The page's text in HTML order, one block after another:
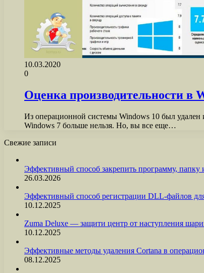
10.03.2020
0
Оценка производительности в
Из операционной системы Windows 10 был удален
Windows 7 больше нельзя. Но, вы все еще…
Свежие записи
Эффективный способ закрепить программу,
26.03.2026
Эффективный способ регистрации DLL-файлов
10.12.2025
Zuma Deluxe — защити центр от наступления
10.12.2025
Эффективные методы удаления Cortana в
08.12.2025